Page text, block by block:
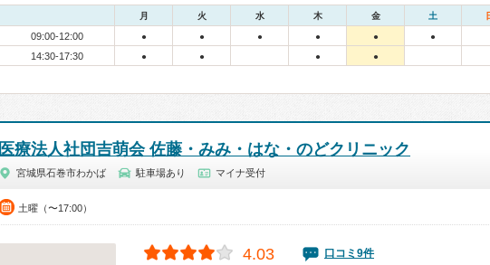
月 火 水 木 金 土
09:00-12:00 ● ● ● ● ● ●
14:30-17:30 ● ● ● ●
医療法人社団吉萌会 佐藤・みみ・はな・のどクリニック
宮城県石巻市わかば 駐車場あり マイナ受付
土曜（〜17:00）
4.03 口コミ9件